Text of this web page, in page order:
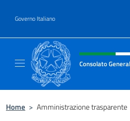
Governo Italiano
Intestazione sito,
Consolato
Home > Amministrazione trasparente